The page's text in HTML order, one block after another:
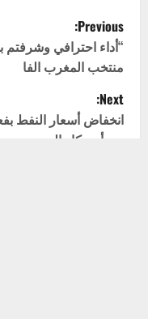
P
o
s
t
Previous:
“أداء احترافي
منتخب المغرب الفا
Next:
انخفاض أسعار النفط
بين أميركا والصين